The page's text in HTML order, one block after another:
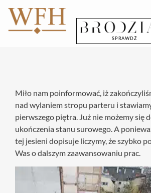
SPRAWDŹ
Miło nam poinformować, iż
nad wylaniem stropu parteru i
pierwszego piętra. Już nie możemy się
ukończenia stanu surowego. A
tej jesieni dopisuje liczymy, że szybko
Was o dalszym zaawansowaniu prac.